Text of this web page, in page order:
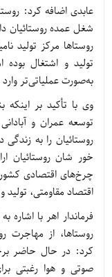
عابدی اضافه کرد:
شغل عمده روستائیان
روستاها مرکز تولید
تولید و اشتغال بوده
به‌صورت عملیاتی‌تر
وی با تأکید بر اینکه
توسعه عمران و
روستائیان را به
خور شان روستائیان
چرخ‌های اقتصادی
اقتصاد مقاومتی،
فرماندار اهر با اشاره
روستاها، از مهاجرت
کرد: در حال حاضر
صوتی و هوا رغبتی